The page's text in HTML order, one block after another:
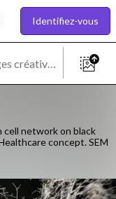
Identifiez-vous
cell network on black
concept. SEM